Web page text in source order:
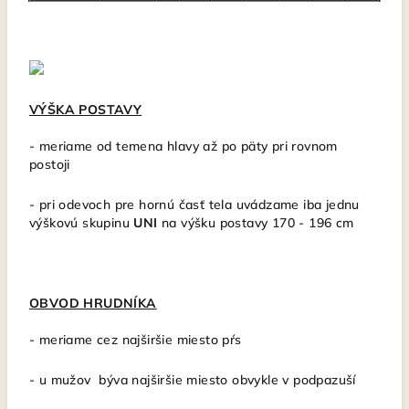
VÝŠKA POSTAVY
- meriame od temena hlavy až po päty pri rovnom
postoji
- pri odevoch pre hornú časť tela uvádzame iba jednu
výškovú skupinu UNI na výšku postavy 170 - 196 cm
OBVOD HRUDNÍKA
- meriame cez najširšie miesto pŕs
- u mužov býva najširšie miesto obvykle v podpazuší